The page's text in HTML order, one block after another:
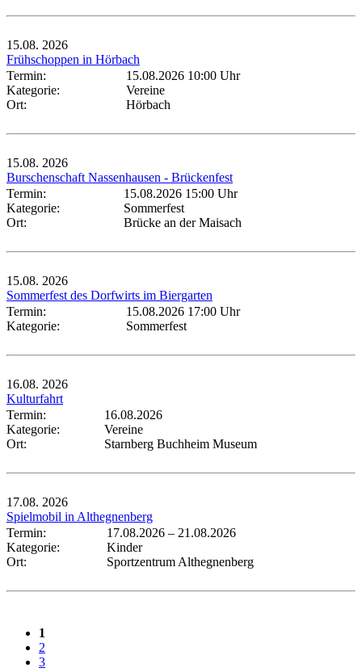
15.08. 2026
Frühschoppen in Hörbach
Termin:
15.08.2026 10:00 Uhr
Kategorie:
Vereine
Ort:
Hörbach
15.08. 2026
Burschenschaft Nassenhausen - Brückenfest
Termin:
15.08.2026 15:00 Uhr
Kategorie:
Sommerfest
Ort:
Brücke an der Maisach
15.08. 2026
Sommerfest des Dorfwirts im Biergarten
Termin:
15.08.2026 17:00 Uhr
Kategorie:
Sommerfest
16.08. 2026
Kulturfahrt
Termin:
16.08.2026
Kategorie:
Vereine
Ort:
Starnberg Buchheim Museum
17.08. 2026
Spielmobil in Althegnenberg
Termin:
17.08.2026 – 21.08.2026
Kategorie:
Kinder
Ort:
Sportzentrum Althegnenberg
1
2
3